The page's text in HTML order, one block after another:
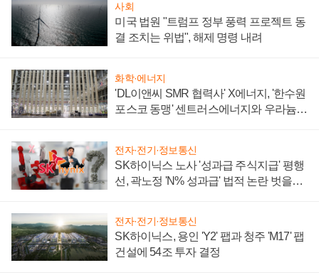
사회
미국 법원 "트럼프 정부 풍력 프로젝트 동
결 조치는 위법", 해제 명령 내려
화학·에너지
'DL이앤씨 SMR 협력사' X에너지, '한수원
포스코 동맹' 센트러스에너지와 우라늄
전자·전기·정보통신
SK하이닉스 노사 '성과급 주식지급' 평행
선, 곽노정 'N% 성과급' 법적 논란 벗을지
전자·전기·정보통신
SK하이닉스, 용인 'Y2' 팹과 청주 'M17' 팹
건설에 54조 투자 결정